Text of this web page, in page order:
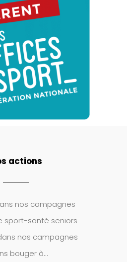
actions
nos campagnes
sport-santé seniors
nos campagnes
bouger à…